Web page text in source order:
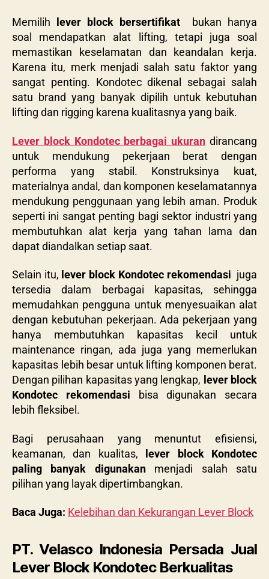
Memilih lever block bersertifikat bukan hanya
soal mendapatkan alat lifting, tetapi juga soal
memastikan keselamatan dan keandalan kerja.
Karena itu, merk menjadi salah satu faktor yang
sangat penting. Kondotec dikenal sebagai salah
satu brand yang banyak dipilih untuk kebutuhan
lifting dan rigging karena kualitasnya yang baik.
Lever block Kondotec berbagai ukuran dirancang
untuk mendukung pekerjaan berat dengan
performa yang stabil. Konstruksinya kuat,
materialnya andal, dan komponen keselamatannya
mendukung penggunaan yang lebih aman. Produk
seperti ini sangat penting bagi sektor industri yang
membutuhkan alat kerja yang tahan lama dan
dapat diandalkan setiap saat.
Selain itu, lever block Kondotec rekomendasi juga
tersedia dalam berbagai kapasitas, sehingga
memudahkan pengguna untuk menyesuaikan alat
dengan kebutuhan pekerjaan. Ada pekerjaan yang
hanya membutuhkan kapasitas kecil untuk
maintenance ringan, ada juga yang memerlukan
kapasitas lebih besar untuk lifting komponen berat.
Dengan pilihan kapasitas yang lengkap, lever block
Kondotec rekomendasi bisa digunakan secara
lebih fleksibel.
Bagi perusahaan yang menuntut efisiensi,
keamanan, dan kualitas, lever block Kondotec
paling banyak digunakanmenjadi salah satu
pilihan yang layak dipertimbangkan.
Baca Juga: Kelebihan dan Kekurangan Lever Block
PT. Velasco Indonesia Persada Jual
Lever Block Kondotec Berkualitas